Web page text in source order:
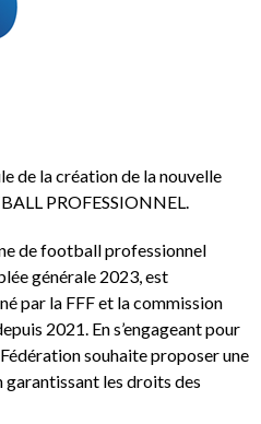
de la création de la nouvelle
PROFESSIONNEL.
de football professionnel
générale 2023, est
par la FFF et la commission
2021. En s’engageant pour
souhaite proposer une
garantissant les droits des